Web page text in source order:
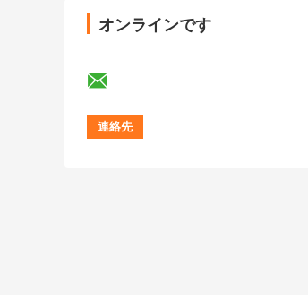
オンラインです